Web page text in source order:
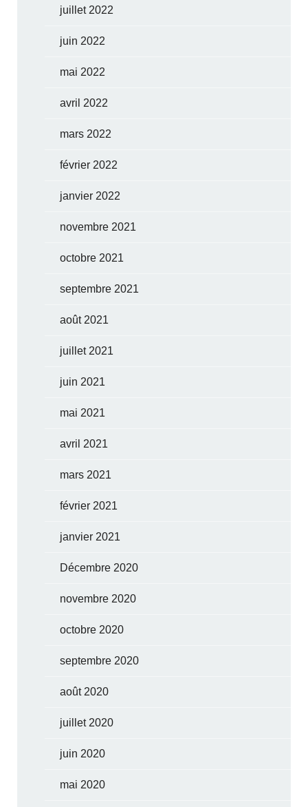
juillet 2022
juin 2022
mai 2022
avril 2022
mars 2022
février 2022
janvier 2022
novembre 2021
octobre 2021
septembre 2021
août 2021
juillet 2021
juin 2021
mai 2021
avril 2021
mars 2021
février 2021
janvier 2021
Décembre 2020
novembre 2020
octobre 2020
septembre 2020
août 2020
juillet 2020
juin 2020
mai 2020